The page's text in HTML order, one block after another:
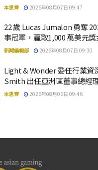
本思齊 2026年08月07日 09:47
22 歲 Lucas Jumalon 勇奪
事冠軍，贏取1,000 萬美元獎
新聞編輯部 2026年08月07日 09:30
Light & Wonder 委任行業資
Smith 出任亞洲區董事總經
本思齊 2026年08月06日 09:46